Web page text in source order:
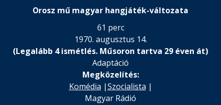
Orosz mű magyar hangjáték-változata
61 perc
1970. augusztus 14.
(Legalább 4 ismétlés. Műsoron tartva 29 éven át)
Adaptáció
Megközelítés:
Komédia |Szocialista |
Magyar Rádió